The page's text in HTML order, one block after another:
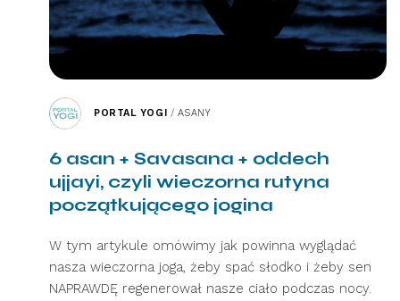
PORTAL YOGI / ASANY
6 asan + Savasana + oddech
ujjayi, czyli wieczorna rutyna
początkującego jogina
W tym artykule omówimy jak powinna wyglądać
nasza wieczorna joga, żeby spać słodko i żeby sen
NAPRAWDĘ regenerował nasze ciało podczas nocy.